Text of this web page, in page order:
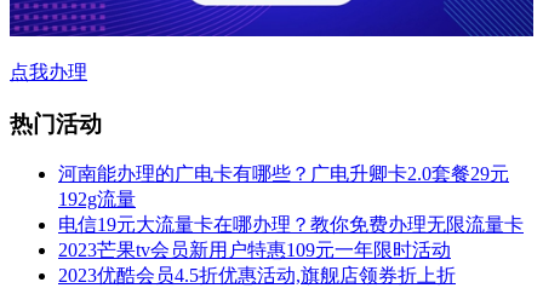
点我办理
热门活动
河南能办理的广电卡有哪些？广电升卿卡2.0套餐29元
192g流量
电信19元大流量卡在哪办理？教你免费办理无限流量卡
2023芒果tv会员新用户特惠109元一年限时活动
2023优酷会员4.5折优惠活动,旗舰店领券折上折